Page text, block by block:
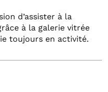
d’assister à la
à la galerie vitrée
toujours en activité.